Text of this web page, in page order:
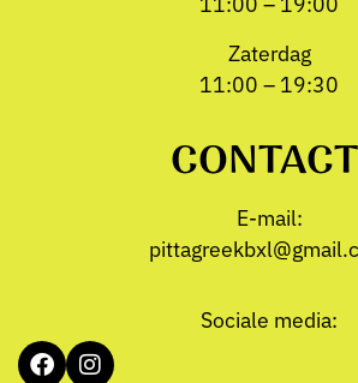
Zaterdag
11:00 – 19:30
E-mail:
Sociale media: